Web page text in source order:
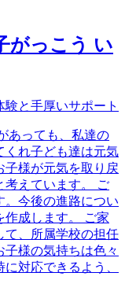
がっこう い
と手厚いサポート
あっても、私達の
くれ子ども達は元気
子様が元気を取り戻
考えています。 ご
。今後の進路につい
作成します。 ご家
て、所属学校の担任
様の気持ちは色々
対応できるよう、